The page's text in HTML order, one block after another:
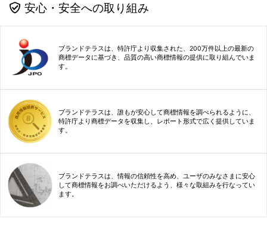
安心・安全への取り組み
ブランドテラスは、特許庁より収集された、200万件以上の最新の
商標データに基づき、品質の高い商標情報の提供に取り組んでいま
す。
ブランドテラスは、誰もが安心して商標情報を調べられるように、
特許庁より商標データを収集し、レポート形式で広く提供していま
す。
ブランドテラスは、情報の信頼性を高め、ユーザのみなさまに安心
して商標情報をお調べいただけるよう、様々な取組みを行なってい
ます。